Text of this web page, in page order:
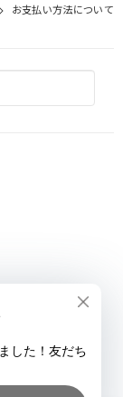
お支払い方法について